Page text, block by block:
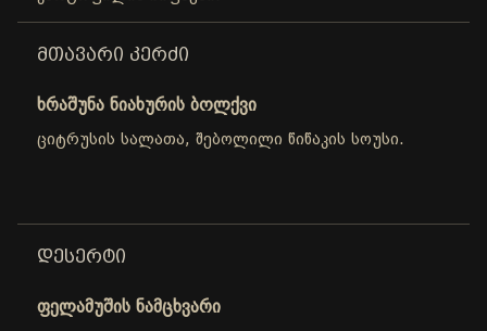
ᲛᲗᲐᲕᲐᲠᲘ ᲙᲔᲠᲫᲘ
ხრაშუნა ნიახურის ბოლქვი
ციტრუსის სალათა, შებოლილი წიწაკის სოუსი.
ᲓᲔᲡᲔᲠᲢᲘ
ფელამუშის ნამცხვარი